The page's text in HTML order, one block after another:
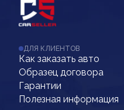
ДЛЯ КЛИЕНТОВ
Как заказать авто
Образец договора
Гарантии
Полезная информация